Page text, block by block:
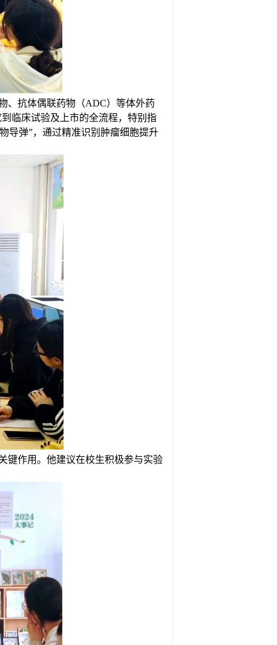
、抗体偶联药物（ADC）等体外药
临床试验及上市的全流程，特别指
导弹”，通过精准识别肿瘤细胞提升
键作用。他建议在校生积极参与实验